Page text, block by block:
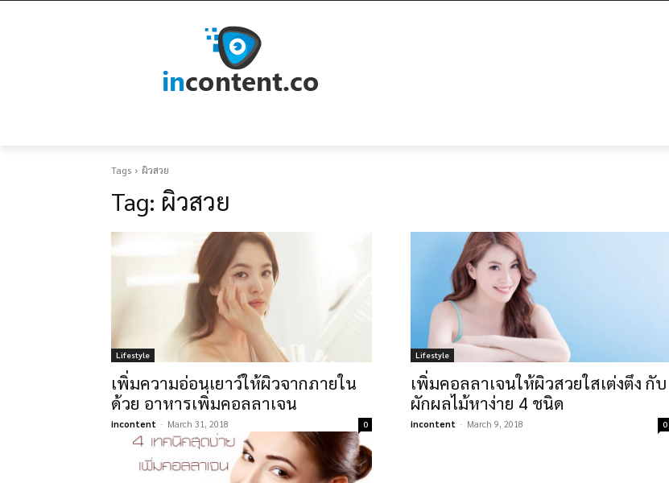
Tags ผิวสวย
Tag: ผิวสวย
Lifestyle
เพิ่มความอ่อนเยาว์ให้ผิวจากภายใน
ด้วย อาหารเพิ่มคอลลาเจน
incontent - March 31, 2018 0
Lifestyle
เพิ่มคอลลาเจนให้ผิวสวยใสเต่งตึง กับ
ผักผลไม้หาง่าย 4 ชนิด
incontent - March 9, 2018 0